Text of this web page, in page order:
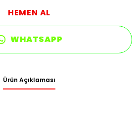
HEMEN AL
WHATSAPP
Ürün Açıklaması